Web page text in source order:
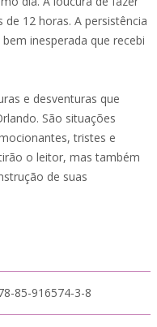
12 horas. A persistência
inesperada que recebi
e desventuras que
São situações
tristes e
o leitor, mas também
de suas
85-916574-3-8